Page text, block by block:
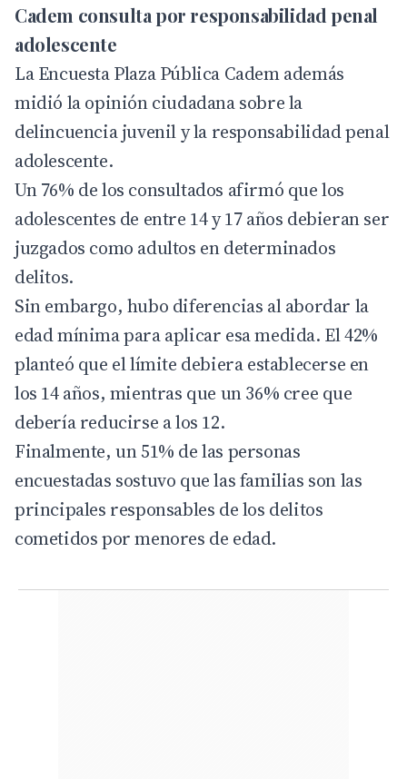
Cadem consulta por responsabilidad penal
adolescente
La Encuesta Plaza Pública Cadem además
midió la opinión ciudadana sobre la
delincuencia juvenil y la responsabilidad penal
adolescente.
Un 76% de los consultados afirmó que los
adolescentes de entre 14 y 17 años debieran ser
juzgados como adultos en determinados
delitos.
Sin embargo, hubo diferencias al abordar la
edad mínima para aplicar esa medida. El 42%
planteó que el límite debiera establecerse en
los 14 años, mientras que un 36% cree que
debería reducirse a los 12.
Finalmente, un 51% de las personas
encuestadas sostuvo que las familias son las
principales responsables de los delitos
cometidos por menores de edad.